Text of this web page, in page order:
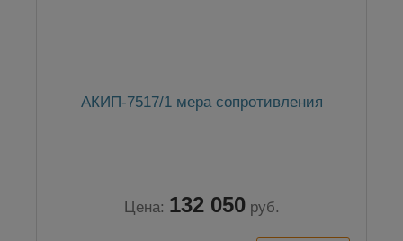
АКИП-7517/1 мера сопротивления
Цена: 132 050 руб.